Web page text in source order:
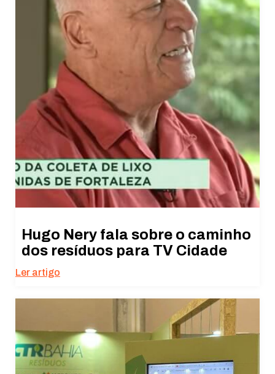
Hugo Nery fala sobre o caminho
dos resíduos para TV Cidade
Ler artigo